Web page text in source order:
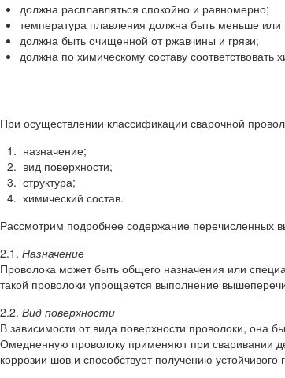
должна расплавляться спокойно и равномерно;
температура плавления должна быть меньше
должна быть очищенной от ржавчины и грязи;
должна по химическому составу соответствовать
При осуществлении классификации сварочной
назначение;
вид поверхности;
структура;
химический состав.
Рассмотрим подробнее содержание перечисленных
2.1. Назначение
Проволока может быть общего назначения или
такой проволоки упрощается выполнение
2.2. Вид поверхности
В зависимости от вида поверхности проволоки, она
Омедненную проволоку применяют при сваривании
коррозии шов и способствует получению